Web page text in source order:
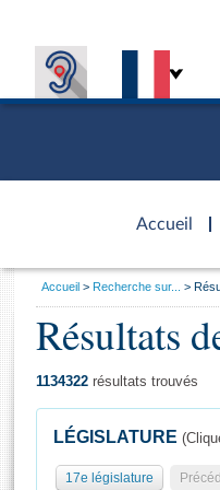
Accueil
d'accueil
Général
Vous
Accueil Recherche sur...
Résultats
1134322 résultats trouvés
LÉGISLATURE
17e législature